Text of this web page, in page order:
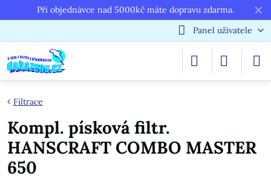
✕
Při objednávce nad 5000kč máte dopravu zdarma.
Panel uživatele
Filtrace
Kompl. písková filtr.
HANSCRAFT COMBO MASTER
650